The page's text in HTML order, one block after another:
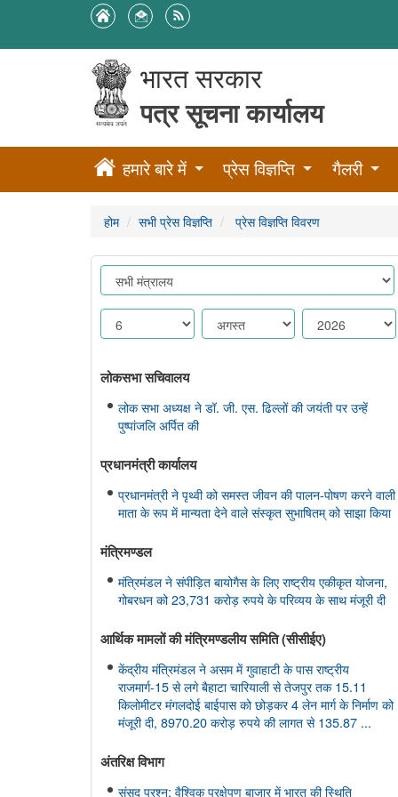
भारत सरकार
पत्र सूचना कार्यालय
हमारे बारे में प्रेस विज्ञप्ति गैलरी
होम सभी प्रेस विज्ञप्ति प्रेस विज्ञप्ति विवरण
लोकसभा सचिवालय
लोक सभा अध्यक्ष ने डॉ. जी. एस. ढिल्लों की जयंती पर उन्हें
पुष्पांजलि अर्पित की
प्रधानमंत्री कार्यालय
प्रधानमंत्री ने पृथ्वी को समस्त जीवन की पालन-पोषण करने वाली
माता के रूप में मान्यता देने वाले संस्कृत सुभाषितम् को साझा किया
मंत्रिमण्‍डल
मंत्रिमंडल ने संपीड़ित बायोगैस के लिए राष्ट्रीय एकीकृत योजना,
गोबरधन को 23,731 करोड़ रुपये के परिव्यय के साथ मंजूरी दी
आर्थिक मामलों की मंत्रिमण्‍डलीय समिति (सीसीईए)
केंद्रीय मंत्रिमंडल ने असम में गुवाहाटी के पास राष्ट्रीय
राजमार्ग-15 से लगे बैहाटा चारियाली से तेजपुर तक 15.11
किलोमीटर मंगलदोई बाईपास को छोड़कर 4 लेन मार्ग के निर्माण को
मंजूरी दी, 8970.20 करोड़ रुपये की लागत से 135.87 ...
अंतरिक्ष विभाग
संसद प्रश्न: वैश्विक प्रक्षेपण बाजार में भारत की स्थिति